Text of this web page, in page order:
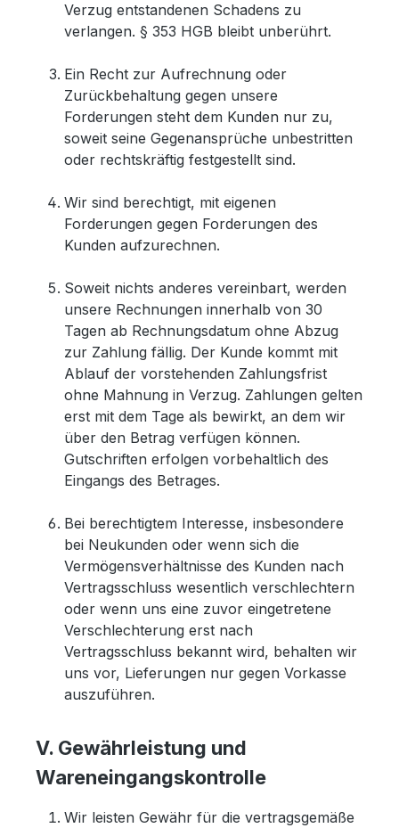
Verzug entstandenen Schadens zu
verlangen. § 353 HGB bleibt unberührt.
Ein Recht zur Aufrechnung oder
Zurückbehaltung gegen unsere
Forderungen steht dem Kunden nur zu,
soweit seine Gegenansprüche unbestritten
oder rechtskräftig festgestellt sind.
Wir sind berechtigt, mit eigenen
Forderungen gegen Forderungen des
Kunden aufzurechnen.
Soweit nichts anderes vereinbart, werden
unsere Rechnungen innerhalb von 30
Tagen ab Rechnungsdatum ohne Abzug
zur Zahlung fällig. Der Kunde kommt mit
Ablauf der vorstehenden Zahlungsfrist
ohne Mahnung in Verzug. Zahlungen gelten
erst mit dem Tage als bewirkt, an dem wir
über den Betrag verfügen können.
Gutschriften erfolgen vorbehaltlich des
Eingangs des Betrages.
Bei berechtigtem Interesse, insbesondere
bei Neukunden oder wenn sich die
Vermögensverhältnisse des Kunden nach
Vertragsschluss wesentlich verschlechtern
oder wenn uns eine zuvor eingetretene
Verschlechterung erst nach
Vertragsschluss bekannt wird, behalten wir
uns vor, Lieferungen nur gegen Vorkasse
auszuführen.
V. Gewährleistung und
Wareneingangskontrolle
Wir leisten Gewähr für die vertragsgemäße